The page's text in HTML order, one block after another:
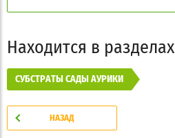
Находится в разделах
СУБСТРАТЫ САДЫ АУРИКИ
НАЗАД